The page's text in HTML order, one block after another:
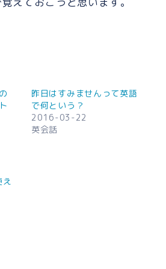
昨日はすみませんって英語
で何という？
2016-03-22
英会話
え